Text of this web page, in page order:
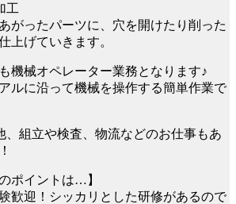
工
がったパーツに、穴を開けたり削った
上げていきます。
機械オペレーター業務となります♪
ルに沿って機械を操作する簡単作業で
、組立や検査、物流などのお仕事もあ
のポイントは…】
歓迎！シッカリとした研修があるので